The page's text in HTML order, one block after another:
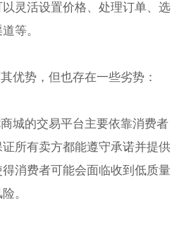
灵活设置价格、处理订单、选
等。
优势，但也存在一些劣势：
城的交易平台主要依靠消费者
所有卖方都能遵守承诺并提供
消费者可能会面临收到低质量
。